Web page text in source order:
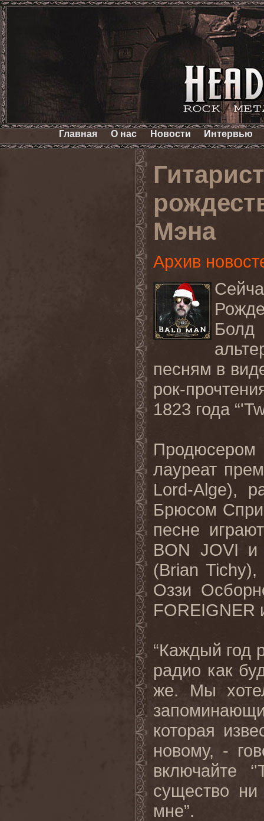
Главная О нас Новости Интервью
Мэна
Архив
песням в
рок-
1823 года
лауреат
Lord-Alge),
Брюсом
песне
BON JOVI и
(Brian Tichy),
Оззи
FOREIGNER
“Каждый год
радио как
же. Мы
которая
новому, -
включайте
существо
мне”.